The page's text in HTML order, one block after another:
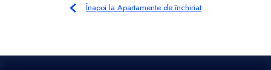
Înapoi la Apartamente de închiriat